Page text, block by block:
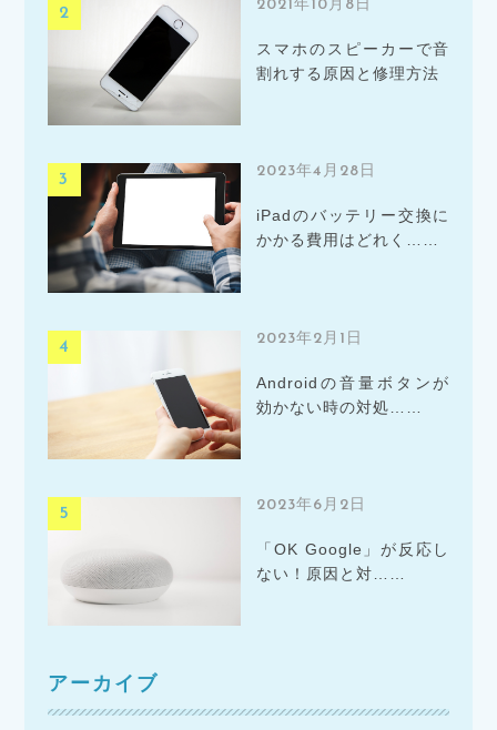
2021年10月8日
スマホのスピーカーで音
割れする原因と修理方法
2023年4月28日
iPadのバッテリー交換に
かかる費用はどれく……
2023年2月1日
Androidの音量ボタンが
効かない時の対処……
2023年6月2日
「OK Google」が反応し
ない！原因と対……
アーカイブ